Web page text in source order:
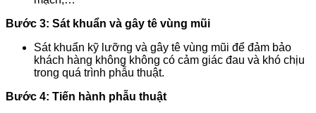
Bước 3: Sát khuẩn và gây tê vùng mũi
Sát khuẩn kỹ lưỡng và gây tê vùng mũi để đảm bảo
khách hàng không không có cảm giác đau và khó chịu
trong quá trình phẫu thuật.
Bước 4: Tiến hành phẫu thuật